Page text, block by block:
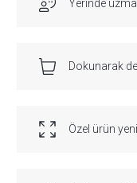
Yerinde
Dokunarak
Özel ürün